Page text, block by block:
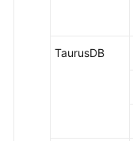
TaurusDB